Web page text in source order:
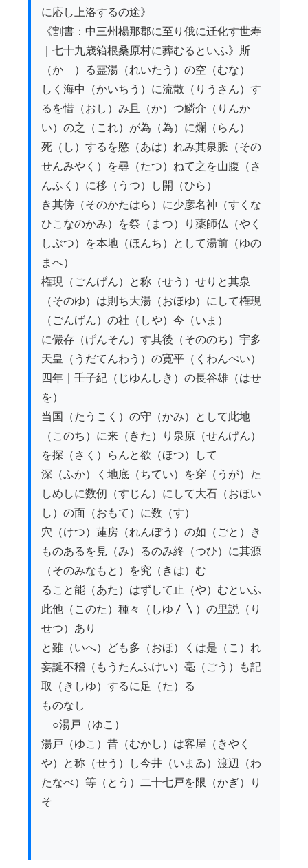
に応し上洛するの途》
《割書：中三州楊那郡に至り俄に迁化す世寿
｜七十九歳箱根桑原村に葬むるといふ》斯
（かゝ）る霊湯（れいたう）の空（むな）
しく海中（かいちう）に流散（りうさん）す
るを惜（おし）み且（か）つ鱗介（りんか
い）の之（これ）が為（為）に爛（らん）
死（し）するを愍（あは）れみ其泉脈（その
せんみやく）を尋（たつ）ねて之を山腹（さ
んふく）に移（うつ）し開（ひら）
き其傍（そのかたはら）に少彦名神（すくな
ひこなのかみ）を祭（まつ）り薬師仏（やく
しぶつ）を本地（ほんち）として湯前（ゆの
まへ）
権現（ごんげん）と称（せう）せりと其泉
（そのゆ）は則ち大湯（おほゆ）にして権現
（ごんげん）の社（しや）今（いま）
に儼存（げんそん）す其後（そののち）宇多
天皇（うだてんわう）の寛平（くわんぺい）
四年｜壬子紀（じゆんしき）の長谷雄（はせ
を）
当国（たうこく）の守（かみ）として此地
（このち）に来（きた）り泉原（せんげん）
を探（さく）らんと欲（ほつ）して
深（ふか）く地底（ちてい）を穿（うが）た
しめしに数仞（すじん）にして大石（おほい
し）の面（おもて）に数（す）
穴（けつ）蓮房（れんぼう）の如（ごと）き
ものあるを見（み）るのみ終（つひ）に其源
（そのみなもと）を究（きは）む
ること能（あた）はずして止（や）むといふ
此他（このた）種々（しゆ〳〵）の里説（り
せつ）あり
と雖（いへ）ども多（おほ）くは是（こ）れ
妄誕不稽（もうたんふけい）毫（ごう）も記
取（きしゆ）するに足（た）る
ものなし
○湯戸（ゆこ）
湯戸（ゆこ）昔（むかし）は客屋（きやく
や）と称（せう）し今井（いまゐ）渡辺（わ
たなべ）等（とう）二十七戸を限（かぎ）り
そ